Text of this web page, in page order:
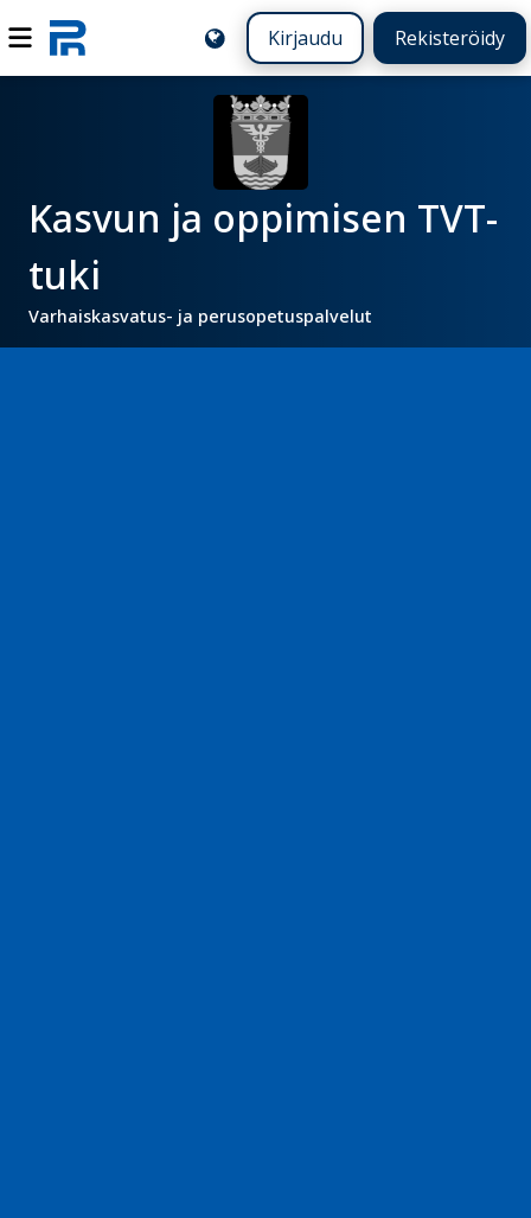
Kirjaudu Rekisteröidy
Kasvun ja oppimisen TVT-
tuki
Varhaiskasvatus- ja perusopetuspalvelut